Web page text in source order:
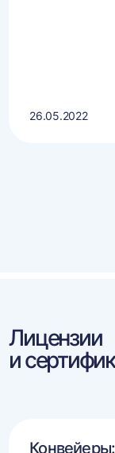
26.05.2022
Лицензии
и
Конвейеры: